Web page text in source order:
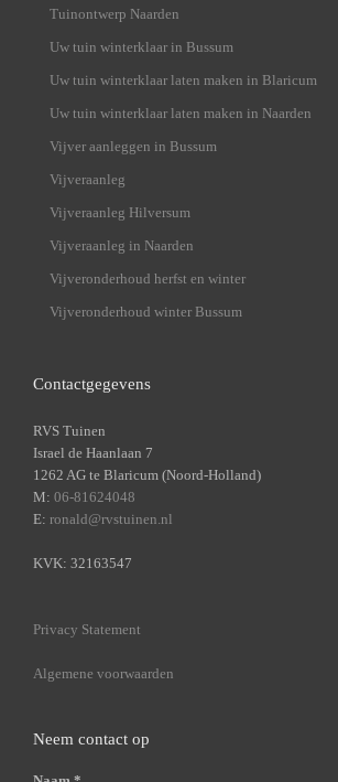
Tuinontwerp Naarden
Uw tuin winterklaar in Bussum
Uw tuin winterklaar laten maken in Blaricum
Uw tuin winterklaar laten maken in Naarden
Vijver aanleggen in Bussum
Vijveraanleg
Vijveraanleg Hilversum
Vijveraanleg in Naarden
Vijveronderhoud herfst en winter
Vijveronderhoud winter Bussum
Contactgegevens
RVS Tuinen
Israel de Haanlaan 7
1262 AG te Blaricum (Noord-Holland)
M: 06-81624048
E: ronald@rvstuinen.nl
KVK: 32163547
Privacy Statement
Algemene voorwaarden
Neem contact op